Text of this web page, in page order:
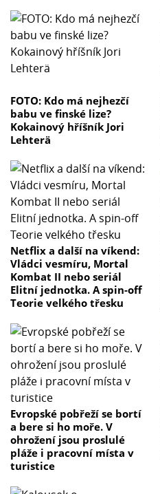
FOTO: Kdo má nejhezčí
babu ve finské lize?
Kokainový hříšník Jori
Lehterä
Netflix a další na víkend:
Vládci vesmíru, Mortal
Kombat II nebo seriál
Elitní jednotka. A spin-off
Teorie velkého třesku
Evropské pobřeží se bortí
a bere si ho moře. V
ohrožení jsou proslulé
pláže i pracovní místa v
turistice